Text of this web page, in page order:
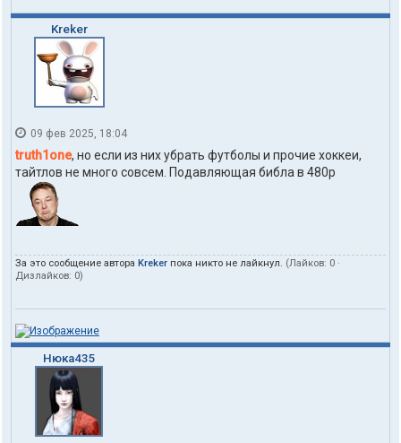
Kreker
09 фев 2025, 18:04
truth1one, но если из них убрать футболы и прочие хоккеи,
тайтлов не много совсем. Подавляющая библа в 480р
За это сообщение автора Kreker пока никто не лайкнул. (Лайков: 0 ·
Дизлайков: 0)
Нюка435